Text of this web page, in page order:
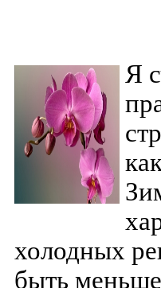
Я
холодных
быть